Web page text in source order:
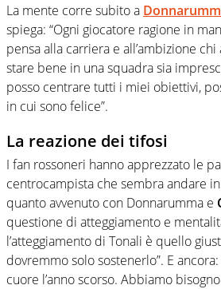
La mente corre subito a
spiega: “Ogni giocatore ragione in
pensa alla carriera e all’ambizione
stare bene in una squadra sia
posso centrare tutti i miei obiettivi,
in cui sono felice”.
La reazione dei tifosi
I fan rossoneri hanno apprezzato le
centrocampista che sembra andare
quanto avvenuto con Donnarumma e
questione di atteggiamento e
l’atteggiamento di Tonali è quello
dovremmo solo sostenerlo”. E
cuore l’anno scorso. Abbiamo